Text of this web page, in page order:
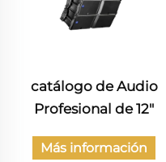
catálogo de Audio
Profesional de 12"
Más información